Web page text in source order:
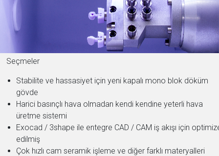
Seçmeler
Stabilite ve hassasiyet için yeni kapalı mono blok döküm
gövde
Harici basınçlı hava olmadan kendi kendine yeterli hava
üretme sistemi
Exocad / 3shape ile entegre CAD / CAM iş akışı için
edilmiş
Çok hızlı cam seramik işleme ve diğer farklı materyalleri